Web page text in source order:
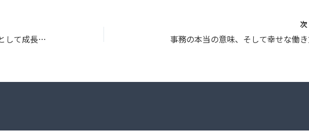
弁護士としてはもちろん、人として成長する
次
事務の本当の意味、そして幸せな働